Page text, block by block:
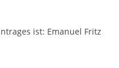
ist: Emanuel Fritz